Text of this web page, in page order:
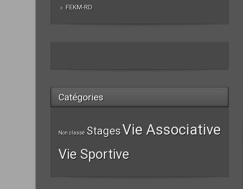
FEKM-RD
Catégories
Non classé StagesVie Associative
Vie Sportive